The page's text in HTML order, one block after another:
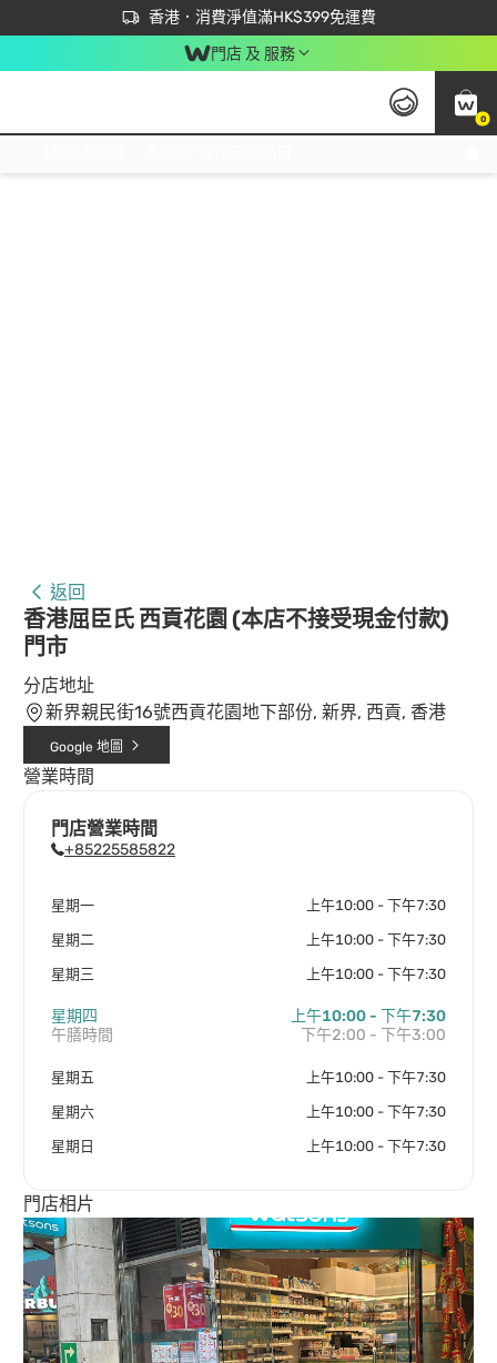
香港．消費淨值滿HK$399免運費
立即成為易賞錢會員盡享獨家優惠
首次APP下單買滿$450 輸入 NEWAPP 即減$50
門店 及 服務
0
返回
香港屈臣氏 西貢花園 (本店不接受現金付款)
門市
分店地址
新界親民街16號西貢花園地下部份, 新界, 西貢, 香港
Google 地圖
營業時間
門店營業時間
+85225585822
星期一 上午10:00 - 下午7:30
星期二 上午10:00 - 下午7:30
星期三 上午10:00 - 下午7:30
星期四
上午10:00 - 下午7:30
午膳時間
下午2:00 - 下午3:00
星期五 上午10:00 - 下午7:30
星期六 上午10:00 - 下午7:30
星期日 上午10:00 - 下午7:30
門店相片